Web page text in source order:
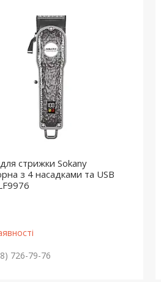
стрижки Sokany
з 4 насадками та USB
726-79-76